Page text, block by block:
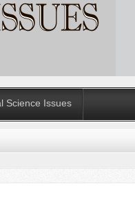
Science Issues